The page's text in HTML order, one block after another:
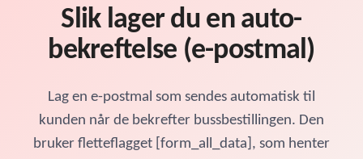
Slik lager du en auto-
bekreftelse (e-postmal)
Lag en e-postmal som sendes automatisk til
kunden når de bekrefter bussbestillingen. Den
bruker fletteflagget [form_all_data], som henter